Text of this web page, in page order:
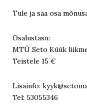
Tule ja saa osa
Osalustasu:
MTÜ Seto Küük
Teistele 15 €
Lisainfo:
Tel: 53055346